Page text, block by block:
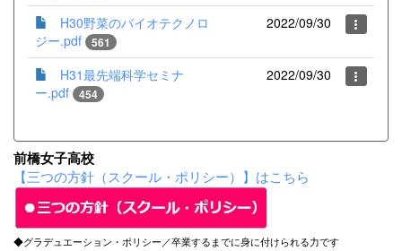
H30野菜のバイオテクノロ
ジー.pdf
561
2022/09/30
H31最先端科学セミナ
ー.pdf
454
2022/09/30
前橋女子高校
【三つの方針（スクール・ポリシー）】はこちら
◆グラデュエーション・ポリシー／卒業するまでに身に付けられる力です